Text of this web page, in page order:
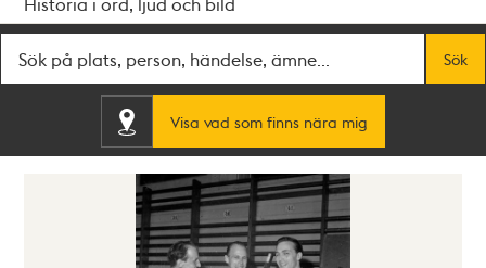
Sök
Visa vad som finns nära mig